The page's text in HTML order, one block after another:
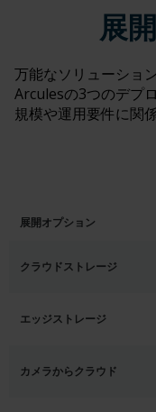
展
万能なソリューショ
Arculesの3つのデプ
規模や運用要件に関
展開オプション
クラウドストレージ
エッジストレージ
カメラからクラウド